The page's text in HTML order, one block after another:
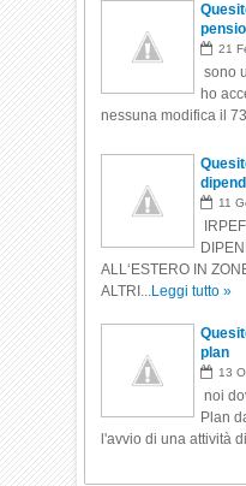
21
sono
ho
nessuna modifica il
11
ALL‘ESTERO IN
ALTRI...Leggi tutto »
plan
13
noi
Plan
l'avvio di una attività